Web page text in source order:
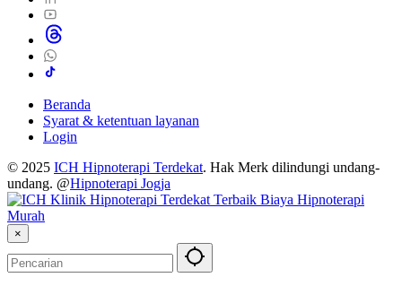
Beranda
Syarat & ketentuan layanan
Login
© 2025 ICH Hipnoterapi Terdekat. Hak Merk dilindungi undang-
undang. @Hipnoterapi Jogja
×